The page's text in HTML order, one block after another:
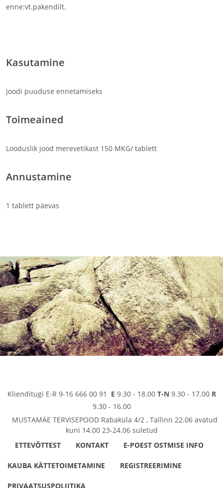
enne:vt.pakendilt.
Kasutamine
Joodi puuduse ennetamiseks
Toimeained
Looduslik jood merevetikast 150 MKG/ tablett
Annustamine
1 tablett päevas
Klienditugi E-R 9-16 666 00 91 E 9.30 - 18.00 T-N 9.30 - 17.00 R
9.30 - 16.00
MUSTAMÄE TERVISEPOOD Rabaküla 4/2 , Tallinn 22.06 avatud
kuni 14.00 23-24.06 suletud
ETTEVÕTTEST
KONTAKT E-POEST OSTMISE INFO
KAUBA KÄTTETOIMETAMINE REGISTREERIMINE
PRIVAATSUSPOLIITIKA